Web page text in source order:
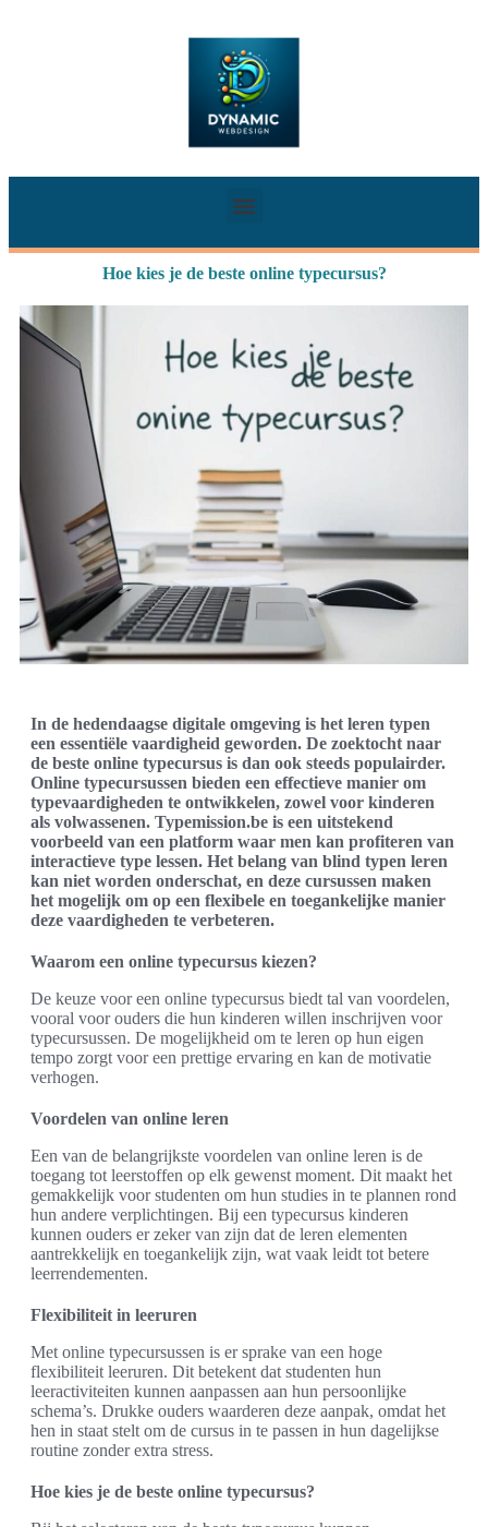
Hoe kies je de beste online typecursus?
In de hedendaagse digitale omgeving is het leren typen
een essentiële vaardigheid geworden. De zoektocht naar
de beste online typecursus is dan ook steeds populairder.
Online typecursussen bieden een effectieve manier om
typevaardigheden te ontwikkelen, zowel voor kinderen
als volwassenen. Typemission.be is een uitstekend
voorbeeld van een platform waar men kan profiteren van
interactieve type lessen. Het belang van blind typen leren
kan niet worden onderschat, en deze cursussen maken
het mogelijk om op een flexibele en toegankelijke manier
deze vaardigheden te verbeteren.
Waarom een online typecursus kiezen?
De keuze voor een online typecursus biedt tal van voordelen,
vooral voor ouders die hun kinderen willen inschrijven voor
typecursussen. De mogelijkheid om te leren op hun eigen
tempo zorgt voor een prettige ervaring en kan de motivatie
verhogen.
Voordelen van online leren
Een van de belangrijkste voordelen van online leren is de
toegang tot leerstoffen op elk gewenst moment. Dit maakt het
gemakkelijk voor studenten om hun studies in te plannen rond
hun andere verplichtingen. Bij een typecursus kinderen
kunnen ouders er zeker van zijn dat de leren elementen
aantrekkelijk en toegankelijk zijn, wat vaak leidt tot betere
leerrendementen.
Flexibiliteit in leeruren
Met online typecursussen is er sprake van een hoge
flexibiliteit leeruren. Dit betekent dat studenten hun
leeractiviteiten kunnen aanpassen aan hun persoonlijke
schema’s. Drukke ouders waarderen deze aanpak, omdat het
hen in staat stelt om de cursus in te passen in hun dagelijkse
routine zonder extra stress.
Hoe kies je de beste online typecursus?